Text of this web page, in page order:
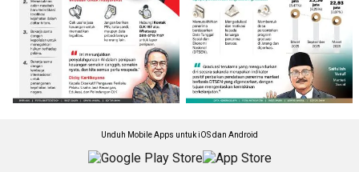
Unduh Mobile Apps untuk iOS dan Android